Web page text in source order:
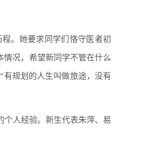
。她要求同学们恪守医者初
情况，希望新同学不管在什么
规划的人生叫做旅途，没有
个人经验。新生代表朱萍、易